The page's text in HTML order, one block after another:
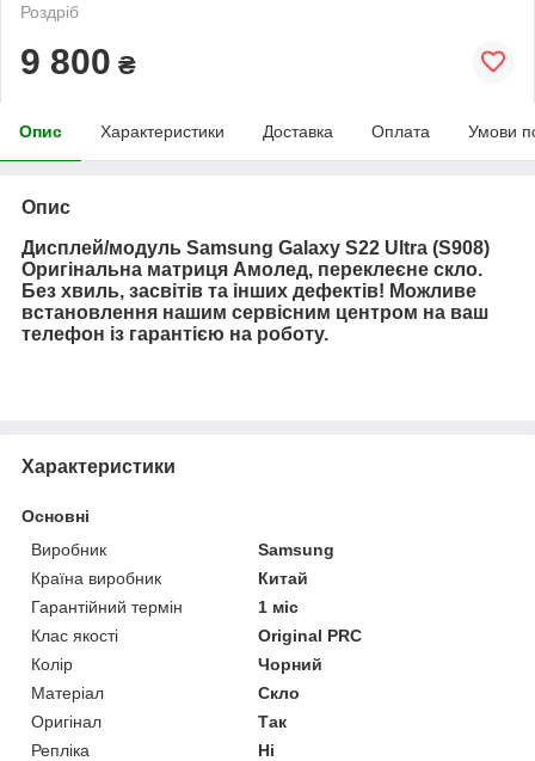
Роздріб
9 800 ₴
Опис Характеристики Доставка Оплата Умови
Опис
Дисплей/модуль Samsung Galaxy S22 Ultra (S908)
Оригінальна матриця Амолед, переклеєне скло.
Без хвиль, засвітів та інших дефектів! Можливе
встановлення нашим сервісним центром на ваш
телефон із гарантією на роботу.
Характеристики
Основні
Виробник
Samsung
Країна виробник
Китай
Гарантійний термін
1 міс
Клас якості
Original PRC
Колір
Чорний
Матеріал
Скло
Оригінал
Так
Репліка
Ні